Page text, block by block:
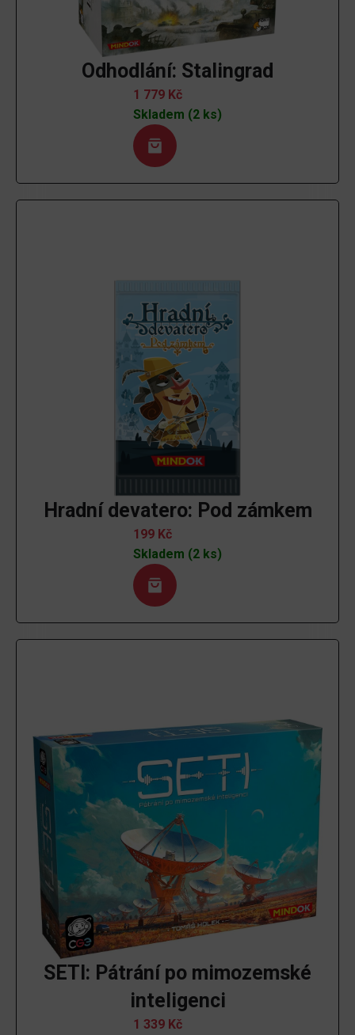
Odhodlání: Stalingrad
1 779 Kč
Skladem (2 ks)
Hradní devatero: Pod zámkem
199 Kč
Skladem (2 ks)
SETI: Pátrání po mimozemské
inteligenci
1 339 Kč